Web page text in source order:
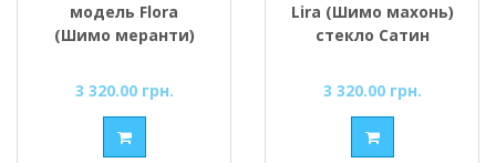
модель Flora
(Шимо меранти)
черным
3 320.00 грн.
Lira (Шимо махонь)
стекло Сатин
3 320.00 грн.